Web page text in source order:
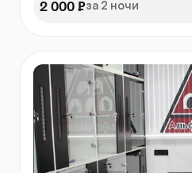
2 000 ₽за 2 ночи